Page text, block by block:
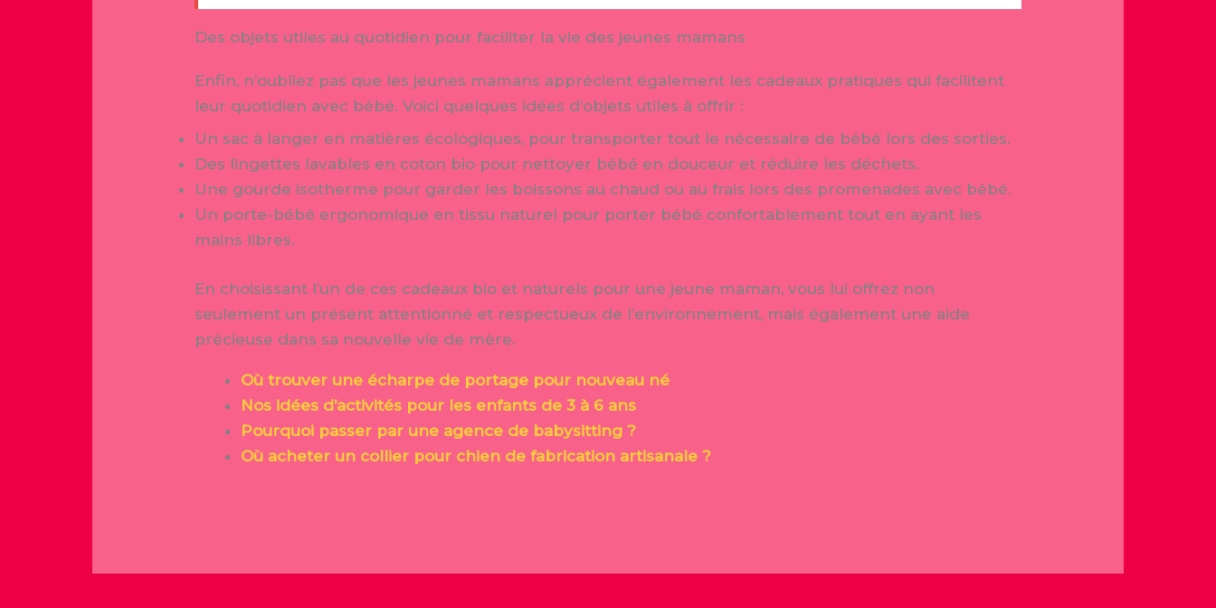
Des objets utiles au quotidien pour faciliter la vie des jeunes mamans
Enfin, n’oubliez pas que les jeunes mamans apprécient également les cadeaux pratiques qui facilitent
leur quotidien avec bébé. Voici quelques idées d’objets utiles à offrir :
Un sac à langer en matières écologiques, pour transporter tout le nécessaire de bébé lors des sorties.
Des lingettes lavables en coton bio pour nettoyer bébé en douceur et réduire les déchets.
Une gourde isotherme pour garder les boissons au chaud ou au frais lors des promenades avec bébé.
Un porte-bébé ergonomique en tissu naturel pour porter bébé confortablement tout en ayant les
mains libres.
En choisissant l’un de ces cadeaux bio et naturels pour une jeune maman, vous lui offrez non
seulement un présent attentionné et respectueux de l’environnement, mais également une aide
précieuse dans sa nouvelle vie de mère.
Où trouver une écharpe de portage pour nouveau né
Nos idées d’activités pour les enfants de 3 à 6 ans
Pourquoi passer par une agence de babysitting ?
Où acheter un collier pour chien de fabrication artisanale ?